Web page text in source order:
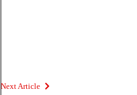
Next Article